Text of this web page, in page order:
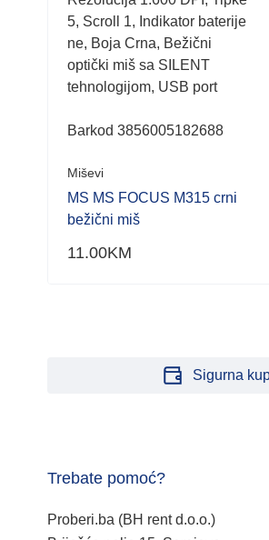
5
5, Scroll 1, Indikator baterije
ne, Boja Crna, Bežični
optički miš sa SILENT
tehnologijom, USB port
Barkod 3856005182688
Miševi
MS MS FOCUS M315 crni
bežični miš
11.00KM
Sigurna
Trebate pomoć?
Proberi.ba (BH rent d.o.o.)